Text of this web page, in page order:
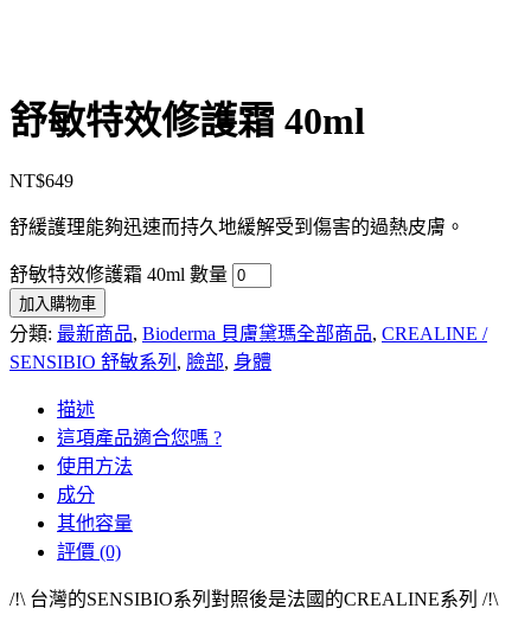
舒敏特效修護霜 40ml
NT$649
舒緩護理能夠迅速而持久地緩解受到傷害的過熱皮膚。
舒敏特效修護霜 40ml 數量
加入購物車
分類: 最新商品, Bioderma 貝膚黛瑪全部商品, CREALINE /
SENSIBIO 舒敏系列 , 臉部, 身體
描述
這項產品適合您嗎 ?
使用方法
成分
其他容量
評價 (0)
/!\ 台灣的SENSIBIO系列對照後是法國的CREALINE系列 /!\